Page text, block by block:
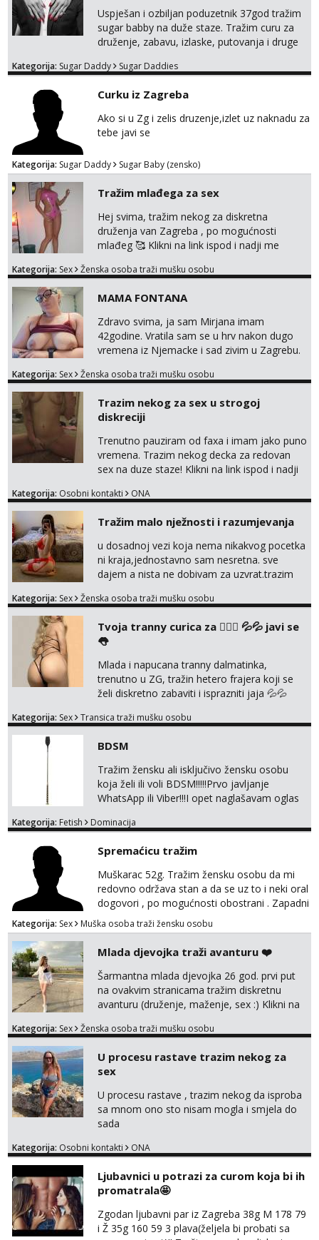
Uspješan i ozbiljan poduzetnik 37god tražim
sugar babby na duže staze. Tražim curu za
druženje, zabavu, izlaske, putovanja i druge
otvorena, komunikativna, zgodna i atraktivna
markodalic37@gmail.com
Kategorija: Sugar Daddy Sugar Daddies
Curku iz Zagreba
Ako si u Zg i zelis druzenje,izlet uz naknadu za
tebe javi se
Kategorija: Sugar Daddy Sugar Baby (zensko)
Tražim mlađega za sex
Hej svima, tražim nekog za diskretna
druženja van Zagreba , po mogućnosti
mlađeg 🥰 Klikni na link ispod i nadji me
Kategorija: Sex Ženska osoba traži mušku osobu
MAMA FONTANA
Zdravo svima, ja sam Mirjana imam
42godine. Vratila sam se u hrv nakon dugo
vremena iz Njemacke i sad zivim u Zagrebu.
fistinga, prskanja, pusenja i guranja dilda,
raditi u javnosti na poslu ;) Radim
videopozive i dopisivanja u kojem
razmjenimo slike, video, glasovne...
Prodajem i svoj donji ves a ako mogu isp...
Kategorija: Sex Ženska osoba traži mušku osobu
Trazim nekog za sex u strogoj
diskreciji
Trenutno pauziram od faxa i imam jako puno
vremena. Trazim nekog decka za redovan
sex na duze staze! Klikni na link ispod i nadji
Kategorija: Osobni kontakti ONA
Tražim malo nježnosti i razumjevanja
u dosadnoj vezi koja nema nikakvog pocetka
ni kraja,jednostavno sam nesretna. sve
dajem a nista ne dobivam za uzvrat.trazim
trazim puno samo malo njeznosti i
poljupce po tijelu koji me jako
pale,obozavam kad muskarac preuzme
kontrolu . javi se :) Klikni na link ispod i nadji
me tamo, cekam te!
Kategorija: Sex Ženska osoba traži mušku osobu
Tvoja tranny curica za 👉🏻🍑 💦💦 javi se
👅
Mlada i napucana tranny dalmatinka,
trenutno u ZG, tražin hetero frajera koji se
želi diskretno zabaviti i isprazniti jaja 💦💦
Jako držin do sebe, NE naplaćujen. Zabavljan
dostupna jer mi je ovo samo povremena
zabava. Ulovi me, uživati ćeš 😉 Moje slike
vidiš, uživo san još bolja, bez neugodnih izn...
Kategorija: Sex Transica traži mušku osobu
BDSM
Tražim žensku ali isključivo žensku osobu
koja želi ili voli BDSM!!!!!Prvo javljanje
WhatsApp ili Viber!!!I opet naglašavam oglas
i trans nemojte se javljati!!!!!
Kategorija: Fetish Dominacija
Spremaćicu tražim
Muškarac 52g. Tražim žensku osobu da mi
redovno održava stan a da se uz to i neki oral
dogovori , po mogućnosti obostrani . Zapadni
dio Zagreba .Javiti se prvo porukom na
WhatsApp ili Telegram 0958634499
Kategorija: Sex Muška osoba traži žensku osobu
Mlada djevojka traži avanturu ❤️
Šarmantna mlada djevojka 26 god. prvi put
na ovakvim stranicama tražim diskretnu
avanturu (druženje, maženje, sex :) Klikni na
Kategorija: Sex Ženska osoba traži mušku osobu
U procesu rastave trazim nekog za
sex
U procesu rastave , trazim nekog da isproba
sa mnom ono sto nisam mogla i smjela do
sada
Kategorija: Osobni kontakti ONA
Ljubavnici u potrazi za curom koja bi ih
promatrala🤩
Zgodan ljubavni par iz Zagreba 38g M 178 79
i Ž 35g 160 59 3 plava(željela bi probati sa